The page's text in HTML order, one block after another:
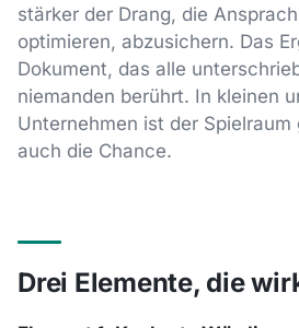
stärker der Drang, die
optimieren, abzusichern. Das
Dokument, das alle
niemanden berührt. In kleinen
Unternehmen ist der
auch die Chance.
Drei Elemente, die